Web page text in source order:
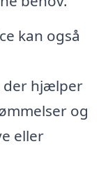
kan også
der hjælper
og
eller